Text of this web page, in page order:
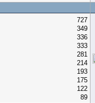
727
349
336
333
281
214
193
175
122
89